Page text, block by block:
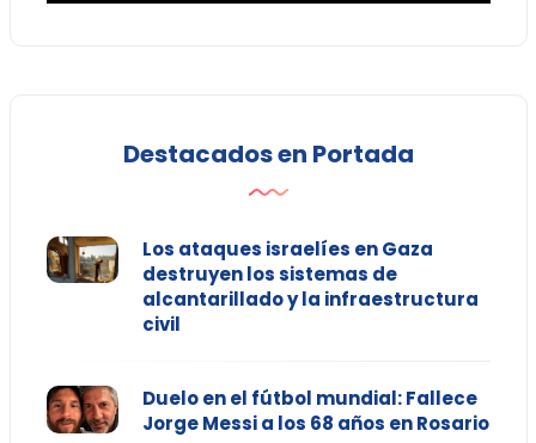
Destacados en Portada
Los ataques israelíes en Gaza
destruyen los sistemas de
alcantarillado y la infraestructura
civil
Duelo en el fútbol mundial: Fallece
Jorge Messi a los 68 años en Rosario